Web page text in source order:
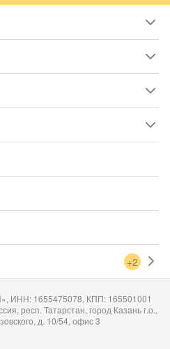
+2
1655475078, КПП: 165501001
респ. Татарстан, город Казань г.о.,
д. 10/54, офис 3